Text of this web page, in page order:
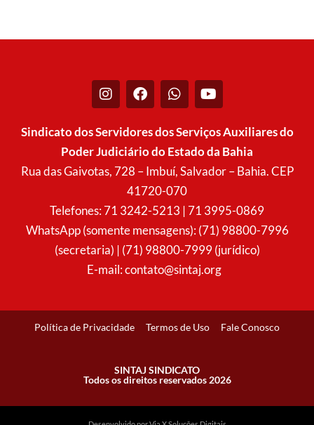
I
n
t
g
r
F
a
e
b
o
o
k
W
h
t
a
p
p
Y
o
t
u
b
e
Sindicato dos Servidores dos Serviços Auxiliares do
Poder Judiciário do Estado da Bahia
Rua das Gaivotas, 728 – Imbuí, Salvador – Bahia. CEP
41720-070
Telefones: 71 3242-5213 | 71 3995-0869
WhatsApp (somente mensagens): (71) 98800-7996
(secretaria) | (71) 98800-7999 (jurídico)
E-mail:contato@sintaj.org
Política de Privacidade Termos de Uso Fale Conosco
SINTAJ SINDICATO
Todos os direitos reservados 2026